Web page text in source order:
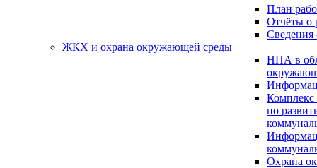
План
Отчёты о
Сведения
ЖКХ и охрана окружающей среды
НПА в
Комплекс
по
Охрана